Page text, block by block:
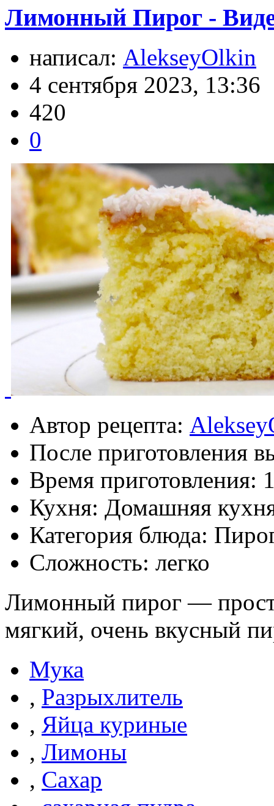
Лимонный Пирог -
написал: AlekseyOlkin
4 сентября 2023, 13:36
420
0
Автор рецепта:
После приготовления
Время приготовления:
Кухня: Домашняя
Категория блюда:
Сложность: легко
Лимонный пирог —
мягкий, очень вкусный
Мука
, Разрыхлитель
, Яйца куриные
, Лимоны
, Сахар